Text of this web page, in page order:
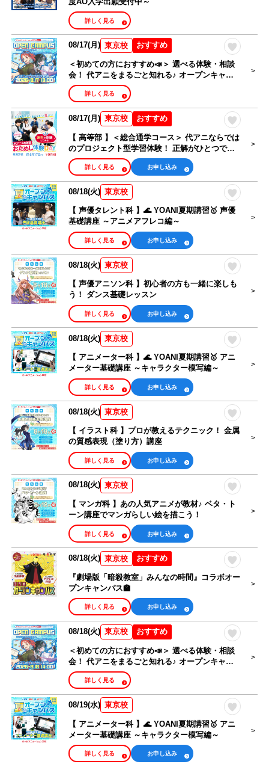
詳しく見る
おすすめ
08/17(月) 東京校
＜初めての方におすすめ📣＞ 選べる体験・相談
会！ 代アニをまるごと知れる♪ オープンキャン
パス🎉
詳しく見る
おすすめ
08/17(月) 東京校
【 高等部 】＜総合通学コース＞ 代アニならでは
のプロジェクト型学習体験！ 正解がひとつでは
ない課題に挑戦しよう！
お申し込み
詳しく見る
08/18(火) 東京校
【 声優タレント科 】🌊 YOANI夏期講習🥇 声優
基礎講座 ～アニメアフレコ編～
お申し込み
詳しく見る
08/18(火) 東京校
【 声優アニソン科 】初心者の方も一緒に楽しも
う！ ダンス基礎レッスン
お申し込み
詳しく見る
08/18(火) 東京校
【 アニメーター科 】🌊 YOANI夏期講習🥇 アニ
メーター基礎講座 ～キャラクター模写編～
お申し込み
詳しく見る
08/18(火) 東京校
【 イラスト科 】プロが教えるテクニック！ 金属
の質感表現（塗り方）講座
お申し込み
詳しく見る
08/18(火) 東京校
【 マンガ科 】あの人気アニメが教材♪ ベタ・ト
ーン講座でマンガらしい絵を描こう！
お申し込み
詳しく見る
おすすめ
08/18(火) 東京校
『劇場版「暗殺教室」みんなの時間』コラボオー
プンキャンパス🏫
お申し込み
詳しく見る
おすすめ
08/18(火) 東京校
＜初めての方におすすめ📣＞ 選べる体験・相談
会！ 代アニをまるごと知れる♪ オープンキャン
パス🎉
詳しく見る
08/19(水) 東京校
【 アニメーター科 】🌊 YOANI夏期講習🥇 アニ
メーター基礎講座 ～キャラクター模写編～
お申し込み
詳しく見る